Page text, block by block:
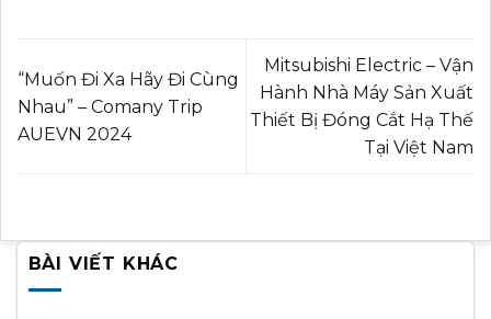
“Muốn Đi Xa Hãy Đi Cùng
Nhau” – Comany Trip
AUEVN 2024
Mitsubishi Electric – Vận
Hành Nhà Máy Sản Xuất
Thiết Bị Đóng Cắt Hạ Thế
Tại Việt Nam
BÀI VIẾT KHÁC